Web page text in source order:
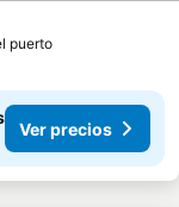
puerto
Ver precios